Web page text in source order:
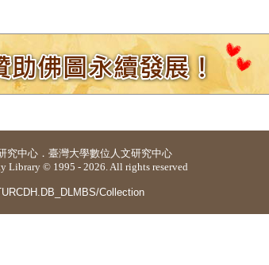
究中心 ． 臺灣大學數位人文研究中心
Library © 1995 - 2026. All rights reserved
Collection